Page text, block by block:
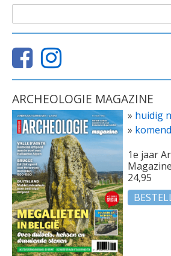
ARCHEOLOGIE MAGAZINE
» huidig
»
1e jaar
24,95